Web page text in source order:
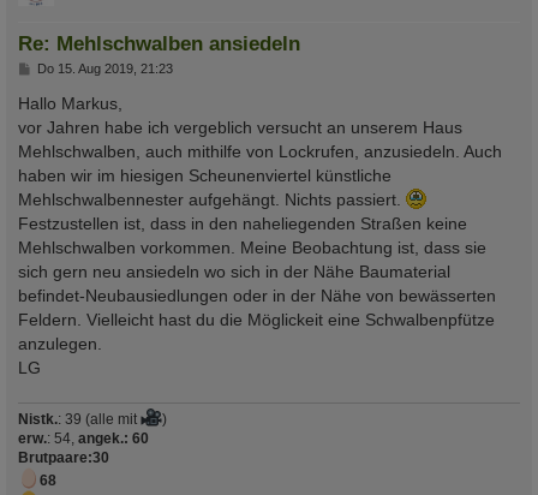
Re: Mehlschwalben ansiedeln
B
i
r
g
Do 15. Aug 2019, 21:23
Hallo Markus,
vor Jahren habe ich vergeblich versucht an unserem Haus
Mehlschwalben, auch mithilfe von Lockrufen, anzusiedeln. Auch
haben wir im hiesigen Scheunenviertel künstliche
Mehlschwalbennester aufgehängt. Nichts passiert.
Festzustellen ist, dass in den naheliegenden Straßen keine
Mehlschwalben vorkommen. Meine Beobachtung ist, dass sie
sich gern neu ansiedeln wo sich in der Nähe Baumaterial
befindet-Neubausiedlungen oder in der Nähe von bewässerten
Feldern. Vielleicht hast du die Möglickeit eine Schwalbenpfütze
anzulegen.
LG
Nistk.: 39 (alle mit
)
erw.: 54, angek.: 60
Brutpaare:30
68